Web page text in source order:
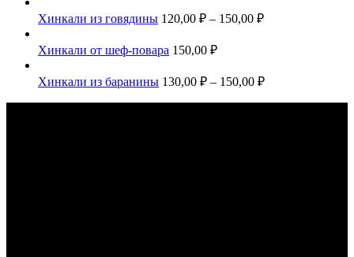
Хинкали из говядины 120,00 ₽ – 150,00 ₽
Хинкали от шеф-повара 150,00 ₽
Хинкали из баранины 130,00 ₽ – 150,00 ₽